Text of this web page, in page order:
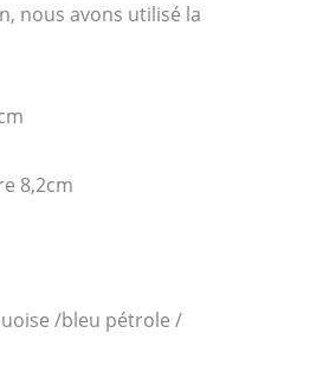
nous avons utilisé la
8,2cm
/bleu pétrole /